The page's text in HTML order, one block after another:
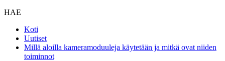
HAE
Koti
Uutiset
Millä aloilla kameramoduuleja käytetään ja mitkä ovat niiden
toiminnot